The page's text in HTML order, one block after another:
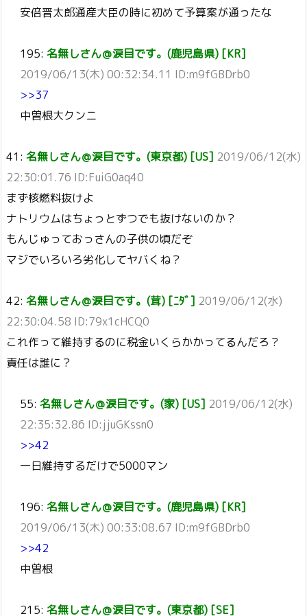
安倍晋太郎通産大臣の時に初めて予算案が通ったな
195: 名無しさん＠涙目です。(鹿児島県) [KR]
2019/06/13(木) 00:32:34.11 ID:m9fGBDrb0
>>37
中曽根大クンニ
41: 名無しさん＠涙目です。(東京都) [US] 2019/06/12(水)
22:30:01.76 ID:FuiG0aq40
まず核燃料抜けよ
ナトリウムはちょっとずつでも抜けないのか？
もんじゅっておっさんの子供の頃だぞ
マジでいろいろ劣化してヤバくね？
42: 名無しさん＠涙目です。(茸) [ﾆﾀﾞ] 2019/06/12(水)
22:30:04.58 ID:79x1cHCQ0
これ作って維持するのに税金いくらかかってるんだろ？
責任は誰に？
55: 名無しさん＠涙目です。(家) [US] 2019/06/12(水)
22:35:32.86 ID:jjuGKssn0
>>42
一日維持するだけで5000マン
196: 名無しさん＠涙目です。(鹿児島県) [KR]
2019/06/13(木) 00:33:08.67 ID:m9fGBDrb0
>>42
中曽根
215: 名無しさん＠涙目です。(東京都) [SE]